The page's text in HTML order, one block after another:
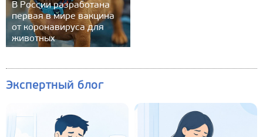
В России разработана
первая в мире вакцина
от коронавируса для
животных
Экспертный блог